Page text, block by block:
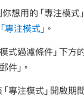
想用的「專注模式
專注模式」 。
式過濾條件」下方的
件」。
專注模式」開啟期